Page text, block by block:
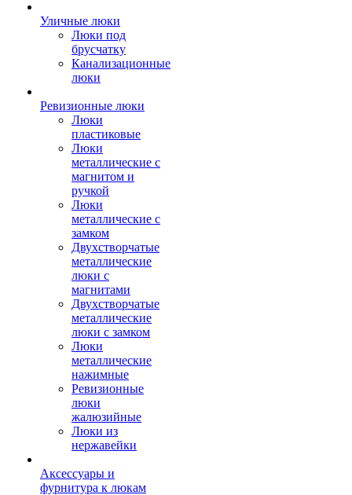
Уличные люки
Люки под
брусчатку
Канализационные
люки
Ревизионные люки
Люки
пластиковые
Люки
металлические с
магнитом и
ручкой
Люки
металлические с
замком
Двухстворчатые
металлические
люки с
магнитами
Двухстворчатые
металлические
люки с замком
Люки
металлические
нажимные
Ревизионные
люки
жалюзийные
Люки из
нержавейки
Аксессуары и
фурнитура к люкам